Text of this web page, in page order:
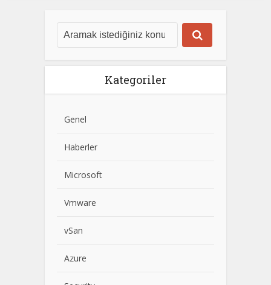
Kategoriler
Genel
Haberler
Microsoft
Vmware
vSan
Azure